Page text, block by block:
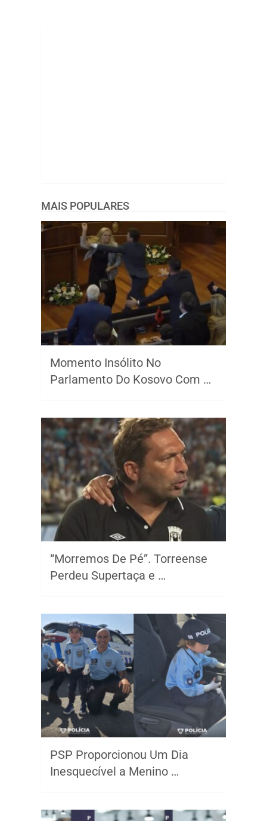
MAIS POPULARES
Momento Insólito No
Parlamento Do Kosovo Com …
“Morremos De Pé”. Torreense
Perdeu Supertaça e …
PSP Proporcionou Um Dia
Inesquecível a Menino …